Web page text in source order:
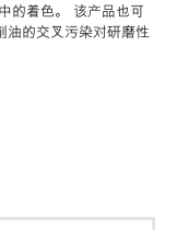
的着色。 该产品也可
油的交叉污染对研磨性